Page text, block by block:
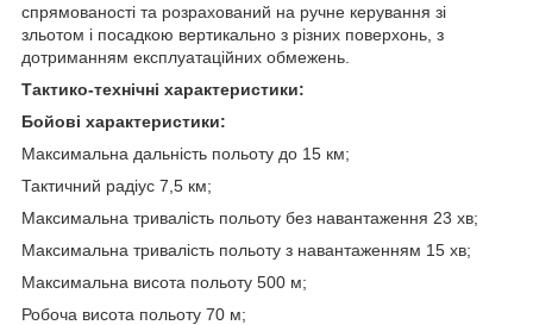
спрямованості та розрахований на ручне керування зі
зльотом і посадкою вертикально з різних поверхонь, з
дотриманням експлуатаційних обмежень.
Тактико-технічні характеристики:
Бойові характеристики:
Максимальна дальність польоту до 15 км;
Тактичний радіус 7,5 км;
Максимальна тривалість польоту без навантаження 23 хв;
Максимальна тривалість польоту з навантаженням 15 хв;
Максимальна висота польоту 500 м;
Робоча висота польоту 70 м;